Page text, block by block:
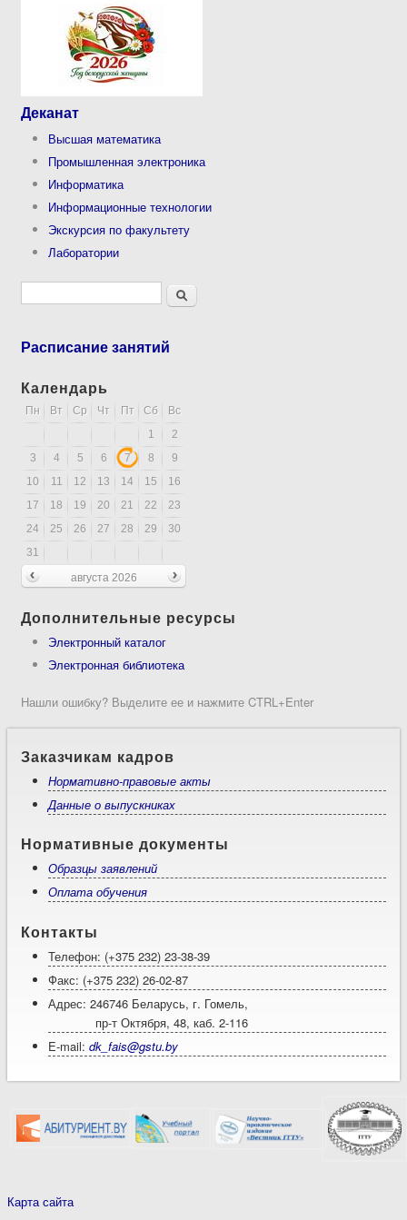
Деканат
Высшая математика
Промышленная электроника
Информатика
Информационные технологии
Экскурсия по факультету
Лаборатории
Форма поискаПоиск
Расписание занятий
Календарь
Пн Вт Ср Чт Пт Сб
Вс
1
2
3
4 5 6 7 8
9
10
11 12 13 14 15
16
17
18 19 20 21 22
23
24
25 26 27 28 29
30
31
августа 2026
Дополнительные ресурсы
Электронный каталог
Электронная библиотека
Нашли ошибку? Выделите ее и нажмите CTRL+Enter
Заказчикам кадров
Нормативно-правовые акты
Данные о выпускниках
Нормативные документы
Образцы заявлений
Оплата обучения
Контакты
Телефон: (+375 232) 23-38-39
Факс: (+375 232) 26-02-87
Адрес: 246746 Беларусь, г. Гомель,
пр-т Октября, 48, каб. 2-116
E-mail:dk_fais@gstu.by
Карта сайта